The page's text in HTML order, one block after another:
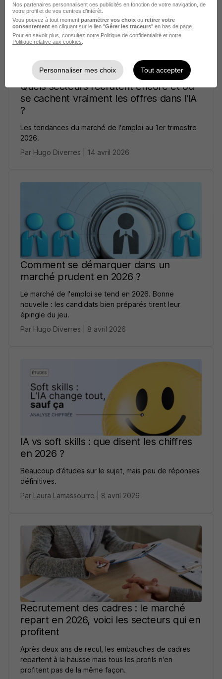
Quels secteurs recrutent encore et où
se cachent vraiment les offres dans l'IA
?
Les tendances du marché de l'emploi au 1er trimestre
2026.
Par Hugo Diverres | 14 avril 2026
Comment se démarquer dans un
marché prudent en 2026 ?
Le marché de l'emploi se tend en 2026. Bonne
nouvelle : les candidats bien préparés tirent leur
épingle du jeu.
Par Hugo Diverres | 8 avril 2026
IA vs soft skills : que disent les chiffres
en 2026 ?
Beaucoup d’études sur le sujet, mais peu de réponses
définitives.
Par Laura Lamassourre | 8 avril 2026
Recrutement des cadres : le marché
repart en 2026, voici les secteurs qui en
profitent
Après deux ans de recul, les embauches de cadres
repartent à la hausse mais tous les profils n'en
profitent pas de la même façon.
Nos partenaires personnalisent ces publicités en fonction de votre navigation, de
votre profil et de vos centres d’intérêt.
Vous pouvez à tout moment paramétrer vos choix ou retirer votre
consentement en cliquant sur le lien "Gérer les traceurs" en bas de page.
Pour en savoir plus, consultez notre Politique de confidentialité et notre
Politique relative aux cookies
Personnaliser mes choix Tout accepter